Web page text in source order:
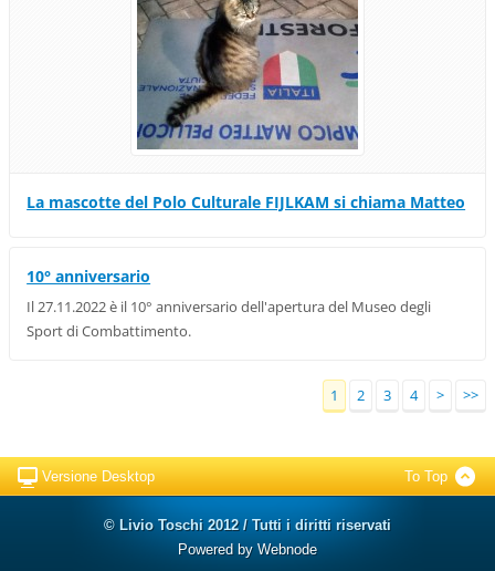
La mascotte del Polo Culturale FIJLKAM si chiama Matteo
10° anniversario
Il 27.11.2022 è il 10° anniversario dell'apertura del Museo degli
Sport di Combattimento.
1 2 3 4 > >>
Versione Desktop To Top
© Livio Toschi 2012 / Tutti i diritti riservati
Powered by Webnode